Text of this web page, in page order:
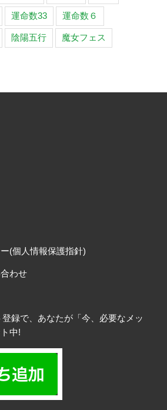
運命数33 運命数６
陰陽五行 魔女フェス
(個人情報保護指針)
わせ
録で、あなたが「今、必要なメッ
中!